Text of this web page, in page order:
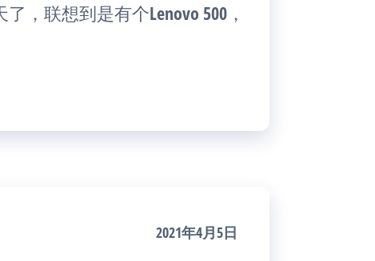
，联想到是有个Lenovo 500，
2021年4月5日